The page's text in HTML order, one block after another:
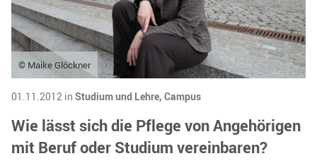
© Maike Glöckner
01.11.2012 in Studium und Lehre, Campus
Wie lässt sich die Pflege von Angehörigen
mit Beruf oder Studium vereinbaren?